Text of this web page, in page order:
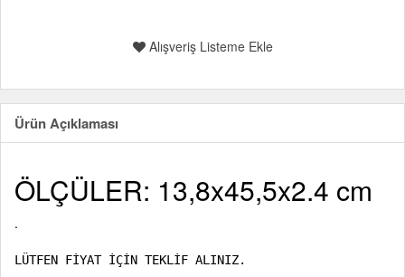
Alışveriş Listeme Ekle
Ürün Açıklaması
ÖLÇÜLER: 13,8x45,5x2.4 cm
.
LÜTFEN FİYAT İÇİN TEKLİF ALINIZ.